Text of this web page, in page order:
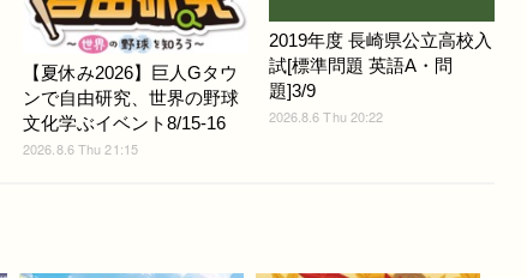
【夏休み2026】巨人Gタウ
ンで自由研究、世界の野球
文化学ぶイベント8/15-16
2026.8.6 Thu 21:15
2019年度 長崎県公立高校入
試[標準問題 英語A・問
題]3/9
2026.8.6 Thu 20:22